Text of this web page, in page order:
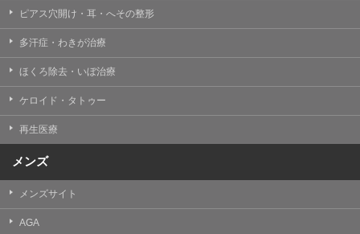
ピアス穴開け・耳・へその整形
多汗症・わきが治療
ほくろ除去・いぼ治療
ケロイド・タトゥー
再生医療
メンズ
メンズサイト
AGA